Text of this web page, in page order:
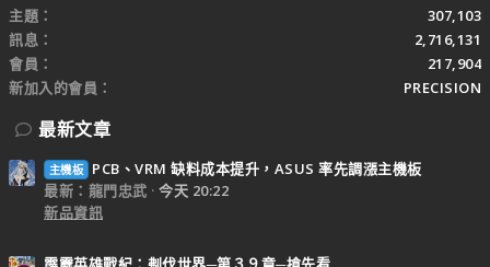
主題
307,103
訊息
2,716,131
會員
217,904
新加入的會員
PRECISION
最新文章
主機板
PCB、VRM 缺料成本提升，ASUS 率先調漲主機板
最新：龍門忠武
今天 20:22
新品資訊